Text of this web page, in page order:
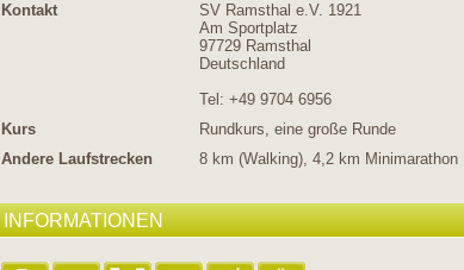
Kontakt
SV Ramsthal e.V. 1921
Am Sportplatz
97729 Ramsthal
Deutschland
Tel: +49 9704 6956
Kurs
Rundkurs, eine große Runde
Andere Laufstrecken
8 km (Walking), 4,2 km Minimarathon
INFORMATIONEN